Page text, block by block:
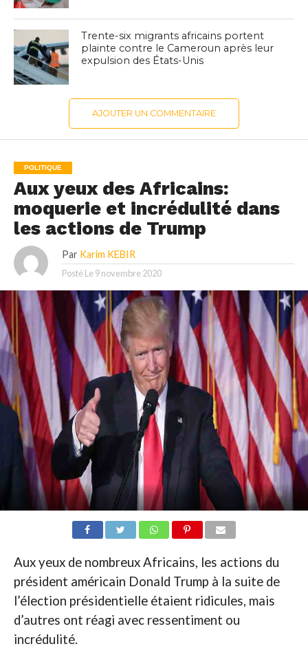
Trente-six migrants africains portent
plainte contre le Cameroun après leur
expulsion des États-Unis
AJOUTER UN COMMENTAIRE
POLITIQUE
Aux yeux des Africains:
moquerie et incrédulité dans
les actions de Trump
Par Karim KEBIR
Posté Le 9 novembre 2020
Aux yeux de nombreux Africains, les actions du
président américain Donald Trump à la suite de
l’élection présidentielle étaient ridicules, mais
d’autres ont réagi avec ressentiment ou
incrédulité.